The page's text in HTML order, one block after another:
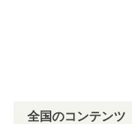
全国のコンテンツ